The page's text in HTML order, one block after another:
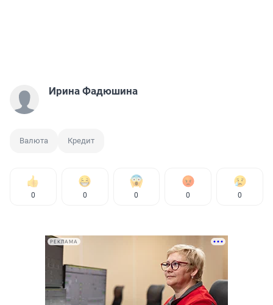
Ирина Фадюшина
Валюта Кредит
0 0 0 0 0
РЕКЛАМА